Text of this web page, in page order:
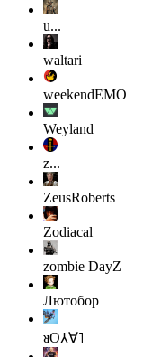
u...
waltari
weekendEMO
Weyland
z...
ZeusRoberts
Zodiacal
zombie DayZ
Лютобор
ᴚO⅄∀˥